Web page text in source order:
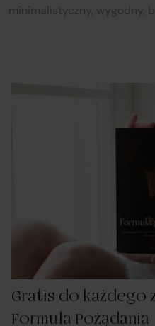
minimalistyczny, wygodny,
Gratis do każdego
Formuła Pożądania